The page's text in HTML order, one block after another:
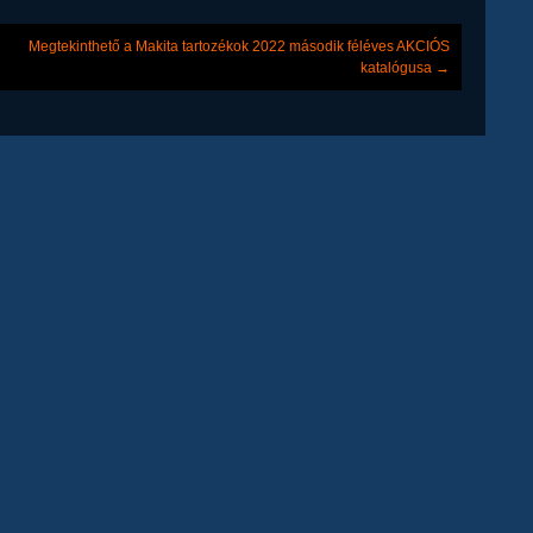
Megtekinthető a Makita tartozékok 2022 második féléves AKCIÓS
katalógusa →